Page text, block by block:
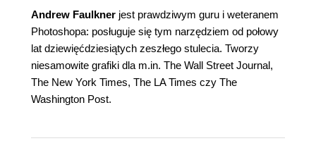
Andrew Faulkner jest prawdziwym guru i weteranem
Photoshopa: posługuje się tym narzędziem od połowy
lat dziewięćdziesiątych zeszłego stulecia. Tworzy
niesamowite grafiki dla m.in. The Wall Street Journal,
The New York Times, The LA Times czy The
Washington Post.